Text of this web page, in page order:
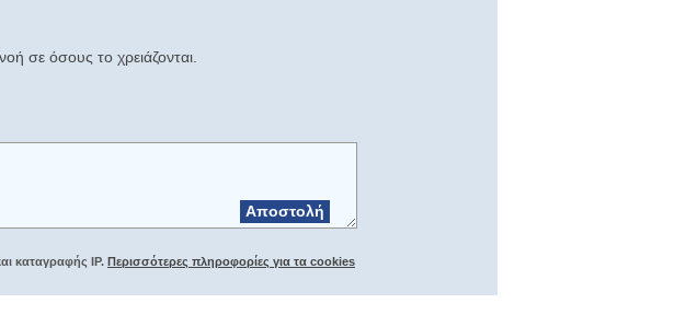
σε όσους το χρειάζονται.
Αποστολή
καταγραφής IP. Περισσότερες πληροφορίες για τα cookies